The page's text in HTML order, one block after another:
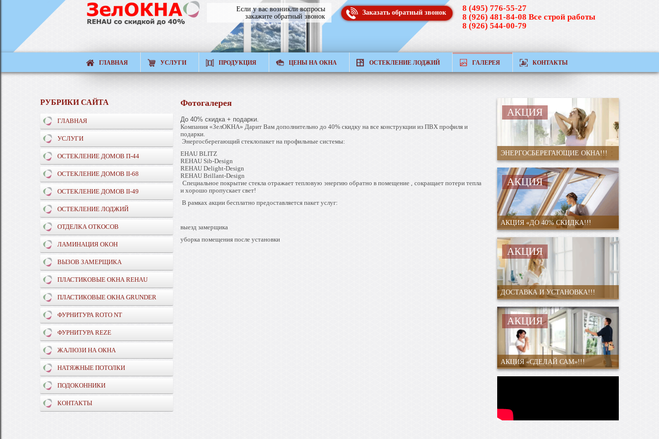
8 (495) 776-55-27
8 (926) 481-84-08 Все строй работы
8 (926) 544-00-79
Заказать обратный звонок
Если у вас возникли вопросы
закажите обратный звонок
ГЛАВНАЯ УСЛУГИ ПРОДУКЦИЯ ЦЕНЫ НА ОКНА ОСТЕКЛЕНИЕ ЛОДЖИЙ ГАЛЕРЕЯ КОНТАКТЫ
РУБРИКИ САЙТА
ГЛАВНАЯ
УСЛУГИ
ОСТЕКЛЕНИЕ ДОМОВ П-44
ОСТЕКЛЕНИЕ ДОМОВ II-68
ОСТЕКЛЕНИЕ ДОМОВ II-49
ОСТЕКЛЕНИЕ ЛОДЖИЙ
ОТДЕЛКА ОТКОСОВ
ЛАМИНАЦИЯ ОКОН
ВЫЗОВ ЗАМЕРЩИКА
ПЛАСТИКОВЫЕ ОКНА REHAU
ПЛАСТИКОВЫЕ ОКНА GRUNDER
ФУРНИТУРА ROTO NT
ФУРНИТУРА REZE
ЖАЛЮЗИ НА ОКНА
НАТЯЖНЫЕ ПОТОЛКИ
ПОДОКОННИКИ
КОНТАКТЫ
Фотогалерея
До 40% скидка + подарки.
Компания «ЗелОКНА» Дарит Вам дополнительно до 40% скидку на все конструкции из ПВХ профиля и
подарки.
Энергосберегающий стеклопакет на профильные системы:
EHAU BLITZ
REHAU Sib-Design
REHAU Delight-Design
REHAU Brillant-Design
Специальное покрытие стекла отражает тепловую энергию обратно в помещение , сокращает потери тепла
и хорошо пропускает свет!
В рамках акции бесплатно предоставляется пакет услуг:
выезд замерщика
уборка помещения после установки
АКЦИЯ
ЭНЕРГОСБЕРЕГАЮЩИЕ ОКНА!!!
АКЦИЯ
АКЦИЯ «ДО 40% СКИДКА!!!
АКЦИЯ
ДОСТАВКА И УСТАНОВКА!!!
АКЦИЯ
АКЦИЯ «СДЕЛАЙ САМ»!!!